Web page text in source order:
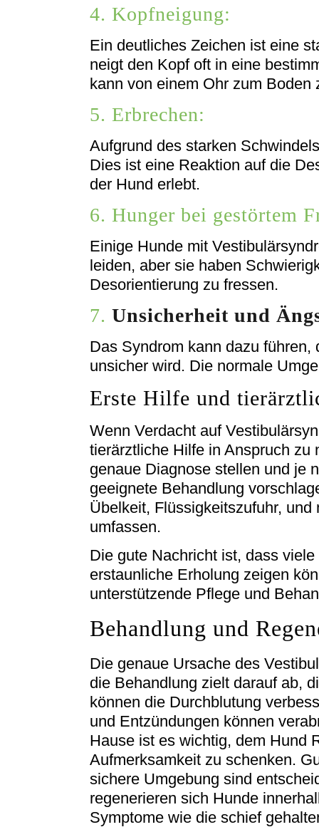
4. Kopfneigung:
Ein deutliches Zeichen ist eine
neigt den Kopf oft in eine
kann von einem Ohr zum Boden
5. Erbrechen:
Aufgrund des starken
Dies ist eine Reaktion auf die
der Hund erlebt.
6. Hunger bei gestörtem
Einige Hunde mit
leiden, aber sie haben
Desorientierung zu fressen.
7. Unsicherheit und
Das Syndrom kann dazu
unsicher wird. Die normale
Erste Hilfe und
Wenn Verdacht auf
tierärztliche Hilfe in Anspruch zu
genaue Diagnose stellen und je
geeignete Behandlung
Übelkeit, Flüssigkeitszufuhr,
umfassen.
Die gute Nachricht ist, dass
erstaunliche Erholung zeigen
unterstützende Pflege und
Behandlung und
Die genaue Ursache des
die Behandlung zielt darauf ab,
können die Durchblutung
und Entzündungen können
Hause ist es wichtig, dem Hund
Aufmerksamkeit zu schenken.
sichere Umgebung sind
regenerieren sich Hunde
Symptome wie die schief